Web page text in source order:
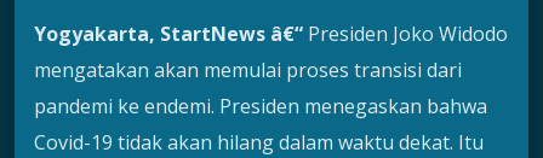
Yogyakarta, StartNews â€“ Presiden Joko Widodo
mengatakan akan memulai proses transisi dari
pandemi ke endemi. Presiden menegaskan bahwa
Covid-19 tidak akan hilang dalam waktu dekat. Itu